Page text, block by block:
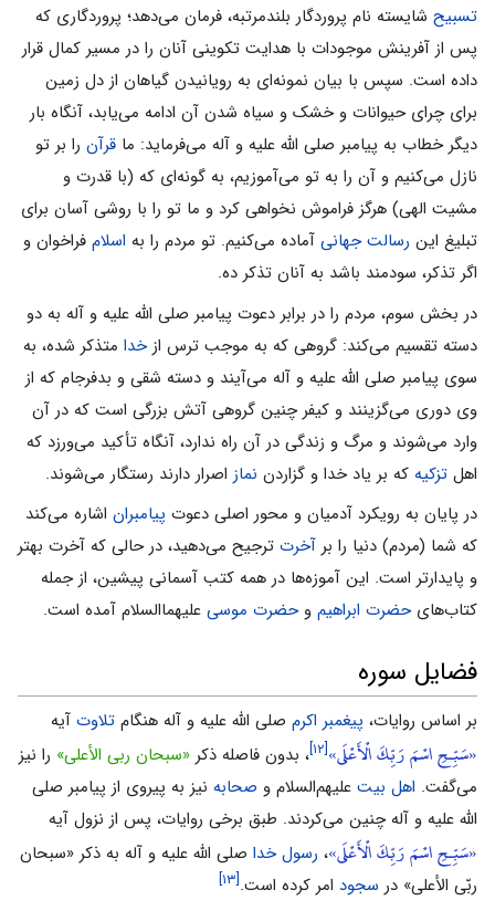
تسبیح شایسته نام پروردگار بلندمرتبه، فرمان مى‌دهد؛ پروردگارى که
پس از آفرینش موجودات با هدایت تکوینى آنان را در مسیر کمال قرار
داده است. سپس با بیان نمونه‌اى به رویانیدن گیاهان از دل زمین
براى چراى حیوانات و خشک و سیاه شدن آن ادامه مى‌یابد، آنگاه بار
دیگر خطاب به پیامبر صلى الله علیه و آله مى‌فرماید: ما قرآن را بر تو
نازل مى‌کنیم و آن را به تو مى‌آموزیم، به ‌گونه‌اى که (با قدرت و
مشیت الهى) هرگز فراموش نخواهى کرد و ما تو را با روشى آسان براى
تبلیغ این رسالت جهانى آماده مى‌کنیم. تو مردم را به اسلام فراخوان و
اگر تذکر، سودمند باشد به آنان تذکر ده.
در بخش سوم، مردم را در برابر دعوت پیامبر صلى الله علیه و آله به دو
دسته تقسیم مى‌کند: گروهى که به موجب ترس ازخدا متذکر شده، به
سوى پیامبر صلى الله علیه و آله مى‌آیند و دسته شقى و بدفرجام که از
وى دورى مى‌گزینند و کیفر چنین گروهى آتش بزرگى است که در آن
وارد مى‌شوند و مرگ و زندگى در آن راه ندارد، آنگاه تأکید مى‌ورزد که
اهل تزکیه که بر یاد خدا و گزاردن نماز اصرار دارند رستگار مى‌شوند.
در پایان به رویکرد آدمیان و محور اصلى دعوت پیامبران اشاره مى‌کند
که شما (مردم) دنیا را بر آخرت ترجیح مى‌دهید، در حالى‌ که آخرت بهتر
و پایدارتر است. این آموزه‌ها در همه کتب آسمانى پیشین، از جمله
کتاب‌هاىحضرت ابراهیم وحضرت موسى علیهماالسلام آمده است.
فضایل سوره
بر اساس روایات، پیغمبر اکرم صلى الله علیه و آله هنگام تلاوت آیه
«سَبِّـحِ اسْمَ رَبِّكَ الْأَعْلَى»[۱۲] ، بدون فاصله ذکر «سبحان ربى الأعلى» را نیز
مى‌گفت. اهل بیت علیهم‌السلام و صحابه نیز به پیروى از پیامبر صلى
الله علیه و آله چنین مى‌کردند. طبق برخى روایات، پس از نزول آیه
«سَبِّـحِ اسْمَ رَبِّكَ الْأَعْلَى»، رسول خدا صلى الله علیه و آله به ذکر «سبحان
ربّى الأعلى» در سجود امر کرده است.[۱۳]